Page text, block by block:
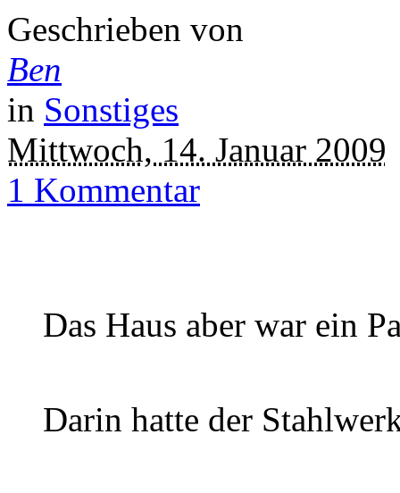
Geschrieben von
Ben
in Sonstiges
Mittwoch, 14. Januar 2009
1 Kommentar
Das Haus aber war ein
Darin hatte der